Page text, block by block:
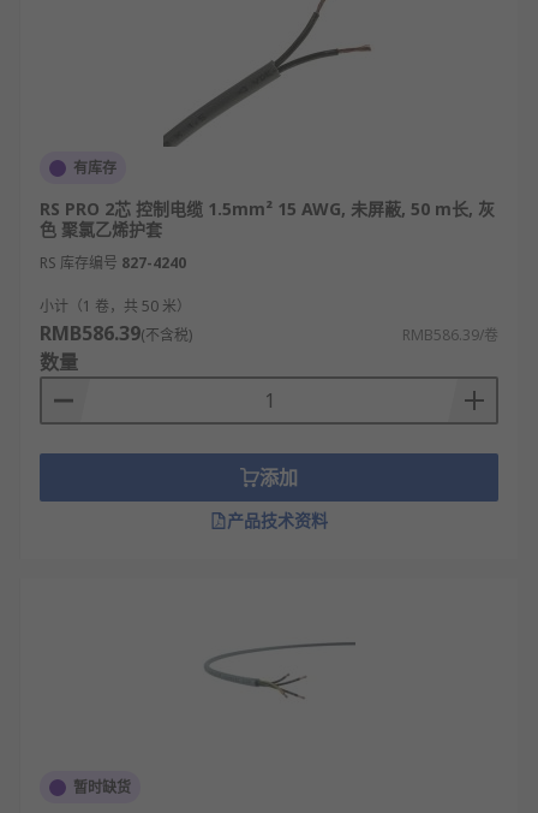
欧时为您提供了不同品牌的控制电缆，如
Lapp、
等多款不同规格、型号的产品供您挑选，从
而满足不同的应用场景需求。
欢迎查看和订购RS的控制电缆及相关产品，订购现货
24小时内发货，线上下单满额免运费。
有库存
RS PRO 2芯 控制电缆 1.5mm² 15 AWG, 未屏蔽, 50 m长, 灰
色 聚氯乙烯护套
RS 库存编号 827-4240
小计（1 卷，共 50 米）
RMB586.39(不含税) RMB586.39/卷
数量
添加
产品技术资料
暂时缺货